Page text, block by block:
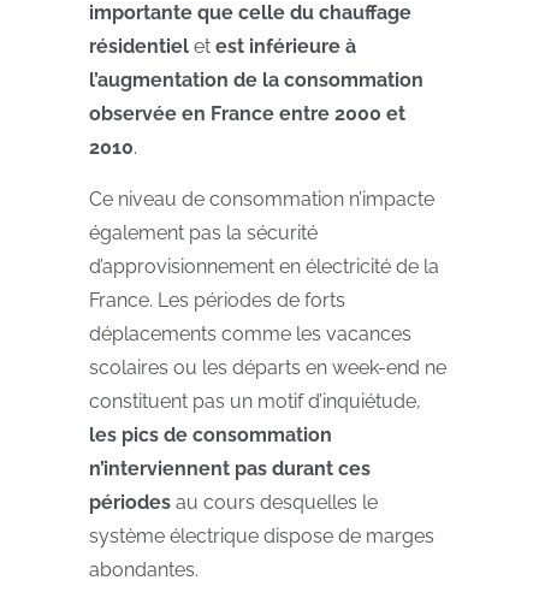
importante que celle du chauffage
résidentiel et est inférieure à
l’augmentation de la consommation
observée en France entre 2000 et
2010.
Ce niveau de consommation n’impacte
également pas la sécurité
d’approvisionnement en électricité de la
France. Les périodes de forts
déplacements comme les vacances
scolaires ou les départs en week-end ne
constituent pas un motif d’inquiétude,
les pics de consommation
n’interviennent pas durant ces
périodes au cours desquelles le
système électrique dispose de marges
abondantes.